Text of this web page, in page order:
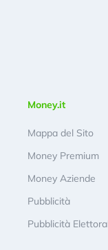
Money.it
Mappa del Sito
Money Premium
Money Aziende
Pubblicità
Pubblicità